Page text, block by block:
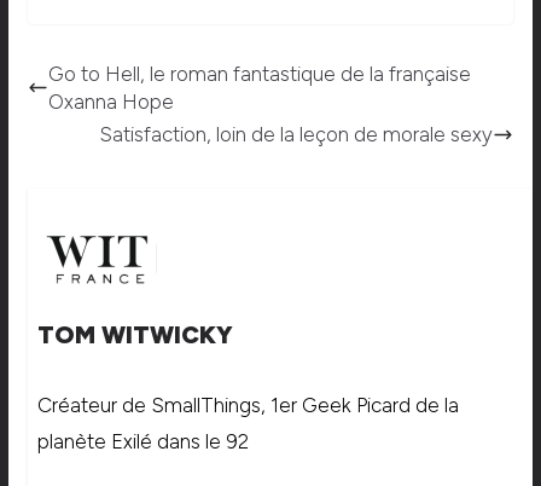
Go to Hell, le roman fantastique de la française
Oxanna Hope
Satisfaction, loin de la leçon de morale sexy
TOM WITWICKY
Créateur de SmallThings, 1er Geek Picard de la
planète Exilé dans le 92